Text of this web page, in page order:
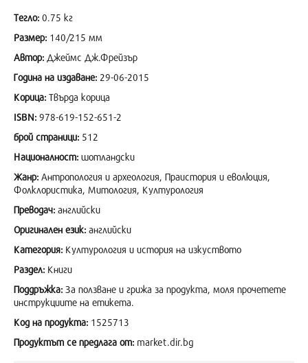
Тегло: 0.75 кг
Размер: 140/215 мм
Автор: Джеймс Дж.Фрейзър
Година на издаване: 29-06-2015
Корица: Твърда корица
ISBN: 978-619-152-651-2
брой страници: 512
Националност: шотландски
Жанр: Антропология и археология, Праистория и еволюция,
Фолклористика, Митология, Културология
Преводач: английски
Оригинален език: английски
Категория: Културология и история на изкуството
Раздел: Книги
Поддръжка: За ползване и грижа за продукта, моля прочетете
инструкциите на етикета.
Код на продукта: 1525713
Продуктът се предлага от: market.dir.bg